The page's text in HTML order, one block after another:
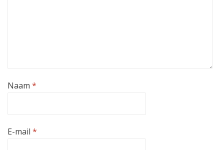
Naam *
E-mail *